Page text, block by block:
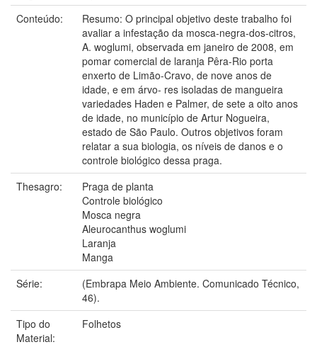
Conteúdo:
Resumo: O principal objetivo deste trabalho foi
avaliar a infestação da mosca-negra-dos-citros,
A. woglumi, observada em janeiro de 2008, em
pomar comercial de laranja Pêra-Rio porta
enxerto de Limão-Cravo, de nove anos de
idade, e em árvo- res isoladas de mangueira
variedades Haden e Palmer, de sete a oito anos
de idade, no município de Artur Nogueira,
estado de São Paulo. Outros objetivos foram
relatar a sua biologia, os níveis de danos e o
controle biológico dessa praga.
Thesagro:
Praga de planta
Controle biológico
Mosca negra
Aleurocanthus woglumi
Laranja
Manga
Série:
(Embrapa Meio Ambiente. Comunicado Técnico,
46).
Tipo do
Material:
Folhetos